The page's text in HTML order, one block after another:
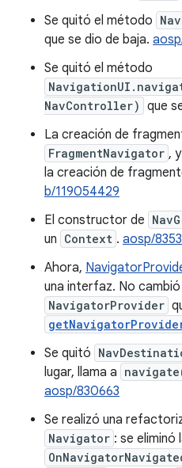
Se quitó el método
que se dio de baja.
Se quitó el método
NavController) que
La creación de
FragmentNavigator ,
la creación de
b/119054429
El constructor de
un Context . aosp/
Ahora,
una interfaz. No
NavigatorProvider
Se quitó
lugar, llama a
aosp/830663
Se realizó una
Navigator : se